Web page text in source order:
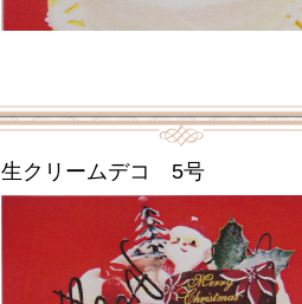
生クリームデコ 5号